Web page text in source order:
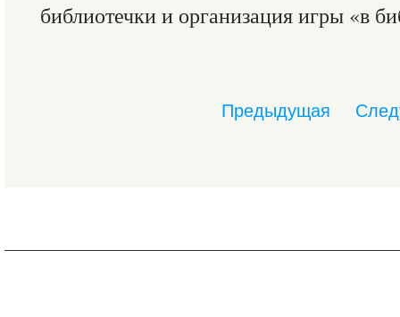
библиотечки и организация игры «в
Предыдущая